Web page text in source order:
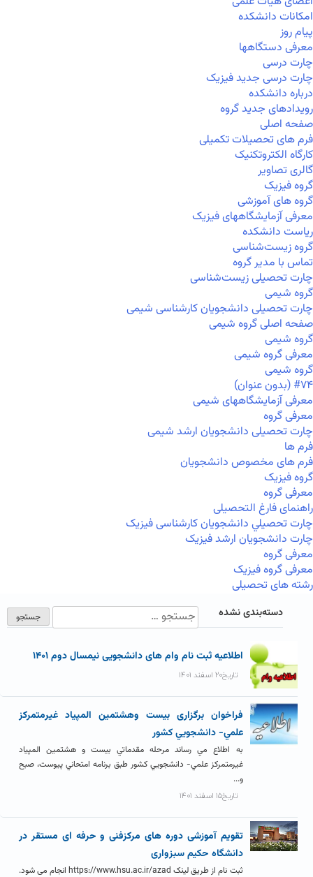
امکانات دانشکده
پیام روز
معرفی دستگاهها
چارت درسی
چارت درسی جدید فیزیک
درباره دانشکده
رویدادهای جدید گروه
صفحه اصلی
فرم های تحصیلات تکمیلی
کارگاه الکتروتکنیک
گالری تصاویر
گروه فیزیک
گروه های آموزشی
معرفی آزمایشگاههای فیزیک
ریاست دانشکده
گروه زیست‌شناسی
تماس با مدیر گروه
چارت تحصیلی زیست‌شناسی
گروه شیمی
چارت تحصیلی دانشجویان کارشناسی شیمی
صفحه اصلی گروه شیمی
گروه شیمی
معرفی گروه شیمی
گروه شیمی
#۷۴ (بدون عنوان)
معرفی آزمایشگاههای شیمی
معرفی گروه
چارت تحصیلی دانشجویان ارشد شیمی
فرم ها
فرم های مخصوص دانشجویان
گروه فیزیک
معرفی گروه
راهنمای فارغ التحصیلی
چارت تحصيلي دانشجویان کارشناسی فیزیک
چارت دانشجویان ارشد فیزیک
معرفی گروه
معرفی گروه فیزیک
رشته های تحصیلی
دسته‌بندی نشده
اطلاعیه ثبت نام وام های دانشجویی نیمسال دوم ۱۴۰۱
تاریخ۲۰ اسفند ۱۴۰۱
فراخوان برگزاری بيست وهشتمين المپياد غيرمتمركز
علمي- دانشجويي كشور
به اطلاع مي رساند مرحله مقدماتي بيست و هشتمين المپياد
غيرمتمركز علمي- دانشجويي كشور طبق برنامه امتحاني پيوست، صبح
و...
تاریخ۱۵ اسفند ۱۴۰۱
تقویم آموزشی دوره های مرکزفنی و حرفه ای مستقر در
دانشگاه حکیم سبزواری
ثبت نام از طریق لینک https://www.hsu.ac.ir/azad انجام می شود.